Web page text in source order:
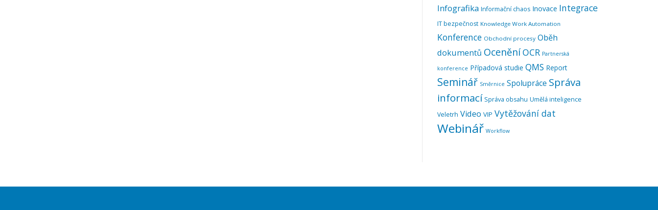
Infografika Informační chaos Inovace Integrace
IT bezpečnost Knowledge Work Automation
Konference Obchodní procesy Oběh
dokumentů Ocenění OCR Partnerská
konference Případová studie QMS Report
Seminář Směrnice Spolupráce Správa
informací Správa obsahu Umělá inteligence
Veletrh Video VIP Vytěžování dat
Webinář Workflow